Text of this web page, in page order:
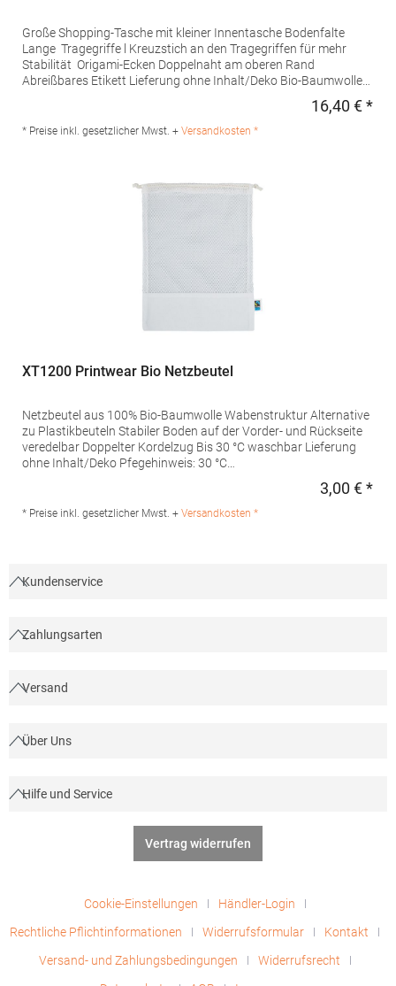
Große Shopping-Tasche mit kleiner Innentasche Bodenfalte
Lange Tragegriffe l Kreuzstich an den Tragegriffen für mehr
Stabilität Origami-Ecken Doppelnaht am oberen Rand
Abreißbares Etikett Lieferung ohne Inhalt/Deko Bio-Baumwolle
erlaubtMaterialzusammensetzung: 100% BaumwolleAngaben
zur Produktsicherheit: Herst.-Nr.: M196Hersteller: Mantis World
16,40 € *
* Preise inkl. gesetzlicher Mwst. + Versandkosten *
XT1200 Printwear Bio Netzbeutel
Netzbeutel aus 100% Bio-Baumwolle Wabenstruktur Alternative
zu Plastikbeuteln Stabiler Boden auf der Vorder- und Rückseite
veredelbar Doppelter Kordelzug Bis 30 °C waschbar Lieferung
ohne Inhalt/Deko Pfegehinweis: 30 °C
XT1100Hersteller: printwear.eu GmbH & Co. KG Rheinlanddamm
3,00 € *
* Preise inkl. gesetzlicher Mwst. + Versandkosten *
Kundenservice
Zahlungsarten
Versand
Über Uns
Hilfe und Service
Vertrag widerrufen
Cookie-Einstellungen
Händler-Login
Rechtliche Pflichtinformationen
Widerrufsformular
Kontakt
Versand- und Zahlungsbedingungen
Widerrufsrecht